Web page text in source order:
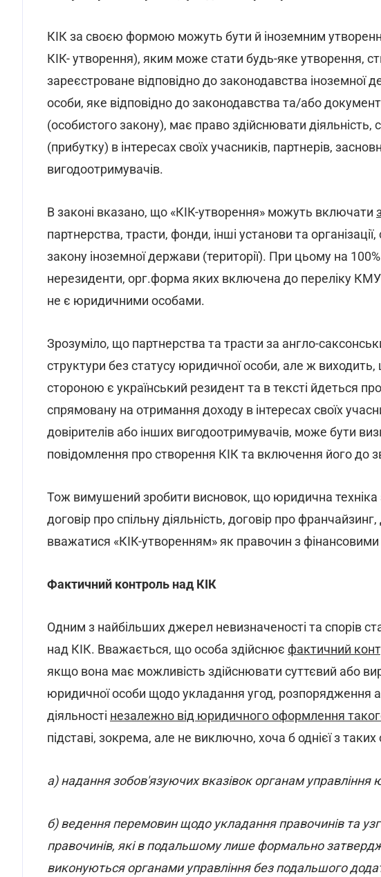
КІК за своєю формою можуть бути й іноземним
КІК- утворення), яким може стати будь-яке утворення,
зареєстроване відповідно до законодавства іноземної
особи, яке відповідно до законодавства та/або
(особистого закону), має право здійснювати
(прибутку) в інтересах своїх учасників, партнерів,
вигодоотримувачів.
В законі вказано, що «КІК-утворення» можуть включати
партнерства, трасти, фонди, інші установи та
закону іноземної держави (території). При цьому на
нерезиденти, орг.форма яких включена до переліку
не є юридичними особами.
Зрозуміло, що партнерства та трасти за англо-
структури без статусу юридичної особи, але ж
стороною є український резидент та в тексті йдеться
спрямовану на отримання доходу в інтересах своїх
довірителів або інших вигодоотримувачів, може бути
повідомлення про створення КІК та включення його до
Тож вимушений зробити висновок, що юридична техніка
договір про спільну діяльність, договір про
вважатися «КІК-утворенням» як правочин з
Фактичний контроль над КІК
Одним з найбільших джерел невизначеності та спорів
над КІК. Вважається, що особа здійснює фактичний
якщо вона має можливість здійснювати суттєвий або
юридичної особи щодо укладання угод, розпорядження
діяльності незалежно від юридичного оформлення
підставі, зокрема, але не виключно, хоча б однієї з таких
а) надання зобов'язуючих вказівок органам управління
б) ведення перемовин щодо укладання правочинів та
правочинів, які в подальшому лише формально
виконуються органами управління без подальшого